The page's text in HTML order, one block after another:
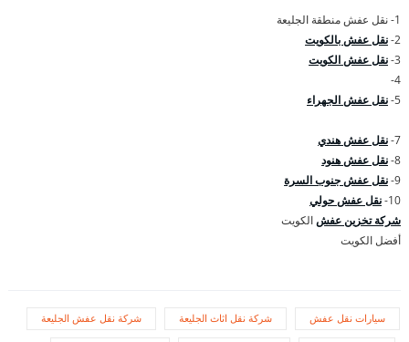
1- نقل عفش منطقة الجليعة
2- نقل عفش بالكويت
3- نقل عفش الكويت
4-
5- نقل عفش الجهراء
7- نقل عفش هندي
8- نقل عفش هنود
9- نقل عفش جنوب السرة
10- نقل عفش حولي
شركة تخزين عفشالكويت
أفضل الكويت
سيارات نقل عفش شركة نقل اثاث الجليعة شركة نقل عفش الجليعة